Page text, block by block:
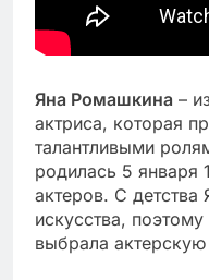
Яна Ромашкина –
актриса, которая
талантливыми
родилась 5 января
актеров. С
искусства,
выбрала